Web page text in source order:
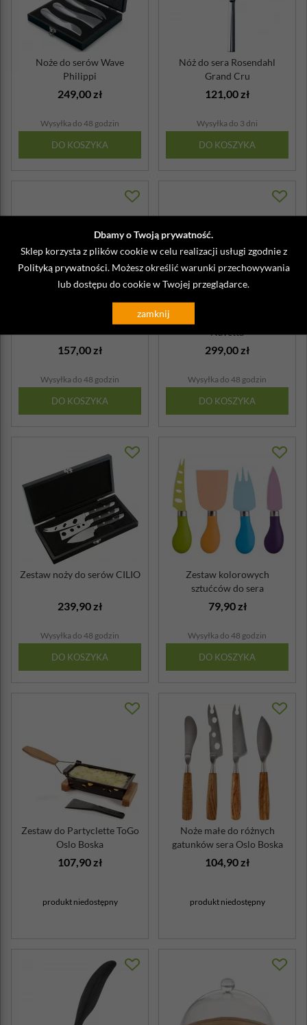
Dbamy o Twoją prywatność.
Sklep korzysta z plików cookie w celu realizacji usługi zgodnie z
Polityką prywatności . Możesz określić warunki przechowywania
lub dostępu do cookie w Twojej przeglądarce.
zamknij
Noże do serów Wave
Philippi
249,00 zł
Wysyłka do 48 godzin
DO KOSZYKA
Nóż do sera Rosendahl
Grand Cru
121,00 zł
Wysyłka do 3 dni
DO KOSZYKA
157,00 zł
Wysyłka do 48 godzin
DO KOSZYKA
Navetta
299,00 zł
Wysyłka do 48 godzin
DO KOSZYKA
Zestaw noży do serów CILIO
239,90 zł
Wysyłka do 48 godzin
DO KOSZYKA
Zestaw kolorowych
sztućców do sera
Zassenhaus
79,90 zł
Wysyłka do 48 godzin
DO KOSZYKA
Zestaw do Partyclette ToGo
Oslo Boska
107,90 zł
produkt niedostępny
Noże małe do różnych
gatunków sera Oslo Boska
dębowe uchwyty
104,90 zł
produkt niedostępny